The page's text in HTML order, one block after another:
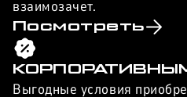
взаимозачет.
Посмотреть
Выгодные условия